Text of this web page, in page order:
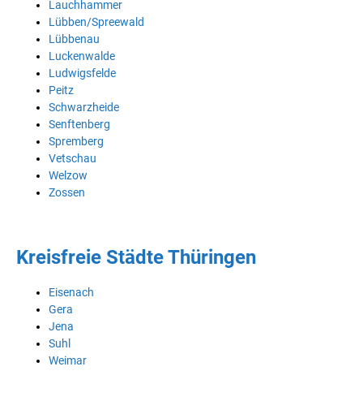
Lauchhammer
Lübben/Spreewald
Lübbenau
Luckenwalde
Ludwigsfelde
Peitz
Schwarzheide
Senftenberg
Spremberg
Vetschau
Welzow
Zossen
Kreisfreie Städte Thüringen
Eisenach
Gera
Jena
Suhl
Weimar